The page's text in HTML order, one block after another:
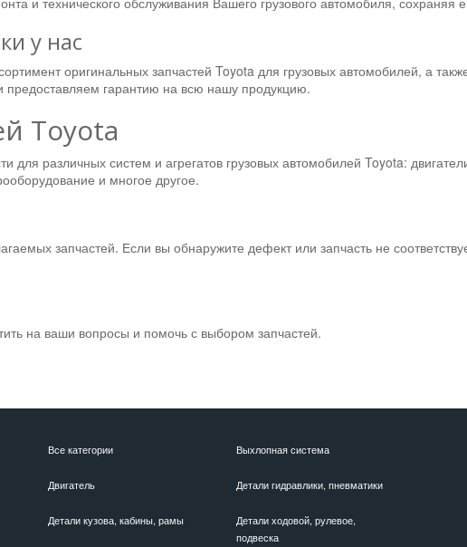
у нас
оригинальных запчастей Toyota для грузовых автомобилей, а
предоставляем гарантию на всю нашу продукцию.
Toyota
для различных систем и агрегатов грузовых автомобилей Toyota:
и многое другое.
запчастей. Если вы обнаружите дефект или запчасть не
на ваши вопросы и помочь с выбором запчастей.
Все категории Выхлопная система
Двигатель Детали гидравлики, пневматики
Детали кузова, кабины, рамы
Детали ходовой, рулевое,
подвеска